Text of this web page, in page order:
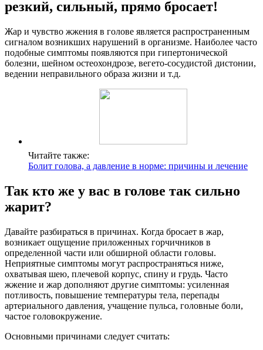
резкий, сильный, прямо бросает!
Жар и чувство жжения в голове является распространенным
сигналом возникших нарушений в организме. Наиболее часто
подобные симптомы появляются при гипертонической
болезни, шейном остеохондрозе, вегето-сосудистой дистонии,
ведении неправильного образа жизни и т.д.
Читайте также:
Болит голова, а давление в норме: причины и лечение
Так кто же у вас в голове так сильно
жарит?
Давайте разбираться в причинах. Когда бросает в жар,
возникает ощущение приложенных горчичников в
определенной части или обширной области головы.
Неприятные симптомы могут распространяться ниже,
охватывая шею, плечевой корпус, спину и грудь. Часто
жжение и жар дополняют другие симптомы: усиленная
потливость, повышение температуры тела, перепады
артериального давления, учащение пульса, головные боли,
частое головокружение.
Основными причинами следует считать: